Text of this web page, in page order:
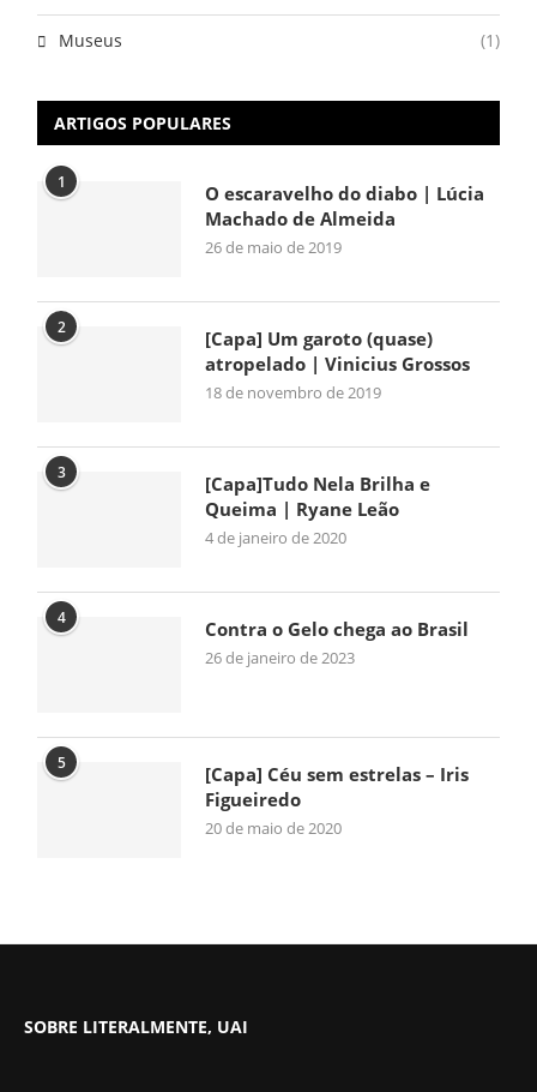
Museus (1)
ARTIGOS POPULARES
1
O escaravelho do diabo | Lúcia
Machado de Almeida
26 de maio de 2019
2
[Capa] Um garoto (quase)
atropelado | Vinicius Grossos
18 de novembro de 2019
3
[Capa]Tudo Nela Brilha e
Queima | Ryane Leão
4 de janeiro de 2020
4 Contra o Gelo chega ao Brasil
26 de janeiro de 2023
5
[Capa] Céu sem estrelas – Iris
Figueiredo
20 de maio de 2020
SOBRE LITERALMENTE, UAI